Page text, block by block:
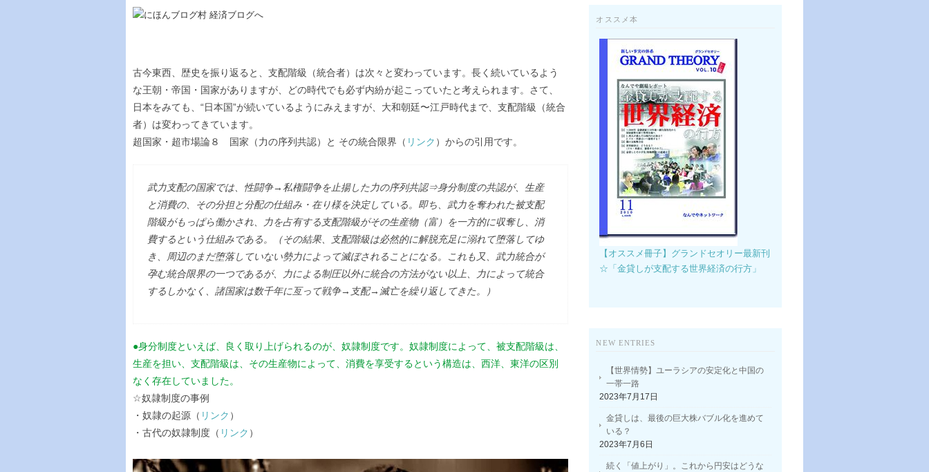
古今東西、歴史を振り返ると、支配階級（統合者）は次々と変わっています。長く続いているよう
な王朝・帝国・国家がありますが、どの時代でも必ず内紛が起こっていたと考えられます。さて、
日本をみても、“日本国”が続いているようにみえますが、大和朝廷〜江戸時代まで、支配階級（統合
者）は変わってきています。
超国家・超市場論８ 国家（力の序列共認）と その統合限界（ リンク ）からの引用です。
武力支配の国家では、性闘争→私権闘争を止揚した力の序列共認⇒身分制度の共認が、生産
と消費の、その分担と分配の仕組み・在り様を決定している。即ち、武力を奪われた被支配
階級がもっぱら働かされ、力を占有する支配階級がその生産物（富）を一方的に収奪し、消
費するという仕組みである。（その結果、支配階級は必然的に解脱充足に溺れて堕落してゆ
き、周辺のまだ堕落していない勢力によって滅ぼされることになる。これも又、武力統合が
孕む統合限界の一つであるが、力による制圧以外に統合の方法がない以上、力によって統合
するしかなく、諸国家は数千年に亙って戦争→支配→滅亡を繰り返してきた。）
●身分制度といえば、良く取り上げられるのが、奴隷制度です。奴隷制度によって、被支配階級は、
生産を担い、支配階級は、その生産物によって、消費を享受するという構造は、西洋、東洋の区別
なく存在していました。
☆奴隷制度の事例
・奴隷の起源（ リンク ）
・古代の奴隷制度（ リンク ）
オススメ本
【オススメ冊子】グランドセオリー最新刊
☆「金貸しが支配する世界経済の行方」
NEW ENTRIES
【世界情勢】ユーラシアの安定化と中国の
一帯一路
2023年7月17日
金貸しは、最後の巨大株バブル化を進めて
いる？
2023年7月6日
続く「値上がり」。これから円安はどうな